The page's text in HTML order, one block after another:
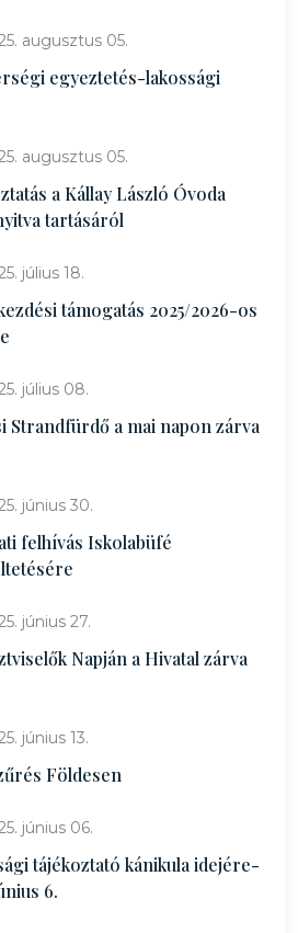
augusztus 05.
egyeztetés-lakossági
augusztus 05.
a Kállay László Óvoda
tartásáról
július 18.
támogatás 2025/2026-os
július 08.
Strandfürdő a mai napon zárva
június 30.
felhívás Iskolabüfé
június 27.
Napján a Hivatal zárva
június 13.
Földesen
június 06.
tájékoztató kánikula idejére-
6.